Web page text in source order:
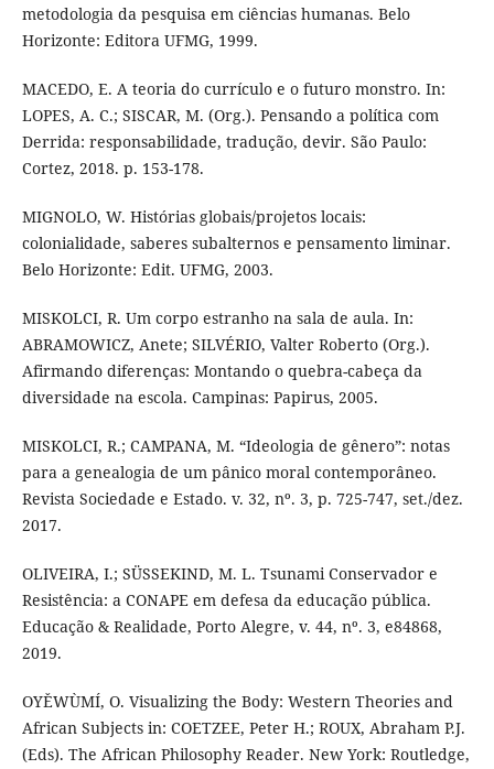
metodologia da pesquisa em ciências humanas. Belo
Horizonte: Editora UFMG, 1999.
MACEDO, E. A teoria do currículo e o futuro monstro. In:
LOPES, A. C.; SISCAR, M. (Org.). Pensando a política com
Derrida: responsabilidade, tradução, devir. São Paulo:
Cortez, 2018. p. 153-178.
MIGNOLO, W. Histórias globais/projetos locais:
colonialidade, saberes subalternos e pensamento liminar.
Belo Horizonte: Edit. UFMG, 2003.
MISKOLCI, R. Um corpo estranho na sala de aula. In:
ABRAMOWICZ, Anete; SILVÉRIO, Valter Roberto (Org.).
Afirmando diferenças: Montando o quebra-cabeça da
diversidade na escola. Campinas: Papirus, 2005.
MISKOLCI, R.; CAMPANA, M. “Ideologia de gênero”: notas
para a genealogia de um pânico moral contemporâneo.
Revista Sociedade e Estado. v. 32, nº. 3, p. 725-747, set./dez.
2017.
OLIVEIRA, I.; SÜSSEKIND, M. L. Tsunami Conservador e
Resistência: a CONAPE em defesa da educação pública.
Educação & Realidade, Porto Alegre, v. 44, nº. 3, e84868,
2019.
OYĚWÙMÍ, O. Visualizing the Body: Western Theories and
African Subjects in: COETZEE, Peter H.; ROUX, Abraham P.J.
(Eds). The African Philosophy Reader. New York: Routledge,